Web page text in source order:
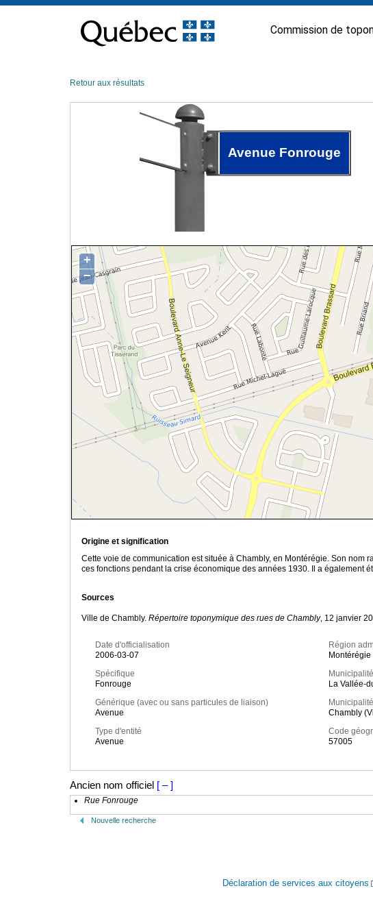
contenu
Commission de
Retour aux résultats
Avenue Fonrouge
+
−
Origine et signification
Cette voie de communication est située à Chambly, en Montérégie. Son
ces fonctions pendant la crise économique des années 1930. Il a également
Sources
Ville de Chambly. Répertoire toponymique des rues de Chambly, 12 janvier
Date d'officialisation
2006-03-07
Spécifique
Fonrouge
Générique (avec ou sans particules de liaison)
Avenue
Type d'entité
Avenue
Région
Montérégie
La Vallée-
Municipalité
Chambly
Code
57005
Ancien nom officiel [ – ]
Rue Fonrouge
Nouvelle recherche
Déclaration de services aux citoyens